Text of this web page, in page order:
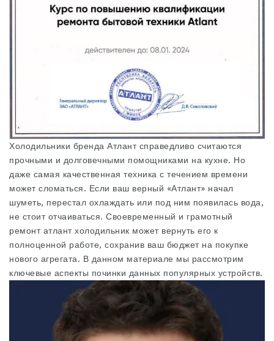
Холодильники бренда Атлант справедливо считаются
прочными и долговечными помощниками на кухне. Но
даже самая качественная техника с течением времени
может сломаться. Если ваш верный «Атлант» начал
шуметь, перестал охлаждать или под ним появилась вода,
не стоит отчаиваться. Своевременный и грамотный
ремонт атлант холодильник может вернуть его к
полноценной работе, сохранив ваш бюджет на покупке
нового агрегата. В данном материале мы рассмотрим
ключевые аспекты починки данных популярных устройств.